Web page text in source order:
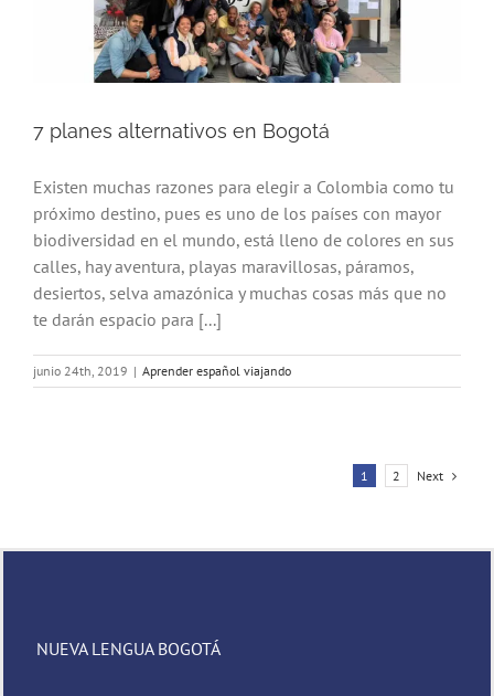
7 planes alternativos en Bogotá
Existen muchas razones para elegir a Colombia como tu
próximo destino, pues es uno de los países con mayor
biodiversidad en el mundo, está lleno de colores en sus
calles, hay aventura, playas maravillosas, páramos,
desiertos, selva amazónica y muchas cosas más que no
te darán espacio para [...]
junio 24th, 2019 | Aprender español viajando
1 2 Next
NUEVA LENGUA BOGOTÁ